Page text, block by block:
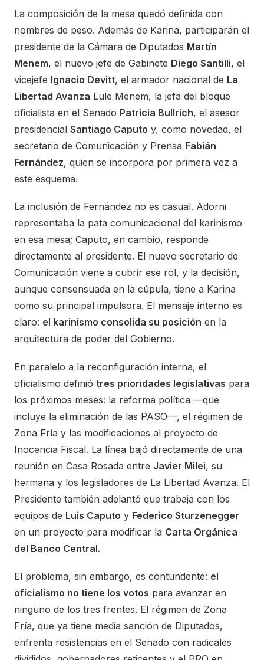
La composición de la mesa quedó definida con
nombres de peso. Además de Karina, participarán el
presidente de la Cámara de Diputados Martín
Menem, el nuevo jefe de Gabinete Diego Santilli, el
vicejefe Ignacio Devitt, el armador nacional de La
Libertad Avanza Lule Menem, la jefa del bloque
oficialista en el Senado Patricia Bullrich, el asesor
presidencial Santiago Caputo y, como novedad, el
secretario de Comunicación y Prensa Fabián
Fernández, quien se incorpora por primera vez a
este esquema.
La inclusión de Fernández no es casual. Adorni
representaba la pata comunicacional del karinismo
en esa mesa; Caputo, en cambio, responde
directamente al presidente. El nuevo secretario de
Comunicación viene a cubrir ese rol, y la decisión,
aunque consensuada en la cúpula, tiene a Karina
como su principal impulsora. El mensaje interno es
claro: el karinismo consolida su posición en la
arquitectura de poder del Gobierno.
En paralelo a la reconfiguración interna, el
oficialismo definió tres prioridades legislativas para
los próximos meses: la reforma política —que
incluye la eliminación de las PASO—, el régimen de
Zona Fría y las modificaciones al proyecto de
Inocencia Fiscal. La línea bajó directamente de una
reunión en Casa Rosada entre Javier Milei, su
hermana y los legisladores de La Libertad Avanza. El
Presidente también adelantó que trabaja con los
equipos de Luis Caputo y Federico Sturzenegger
en un proyecto para modificar la Carta Orgánica
del Banco Central.
El problema, sin embargo, es contundente: el
oficialismo no tiene los votos para avanzar en
ninguno de los tres frentes. El régimen de Zona
Fría, que ya tiene media sanción de Diputados,
enfrenta resistencias en el Senado con radicales